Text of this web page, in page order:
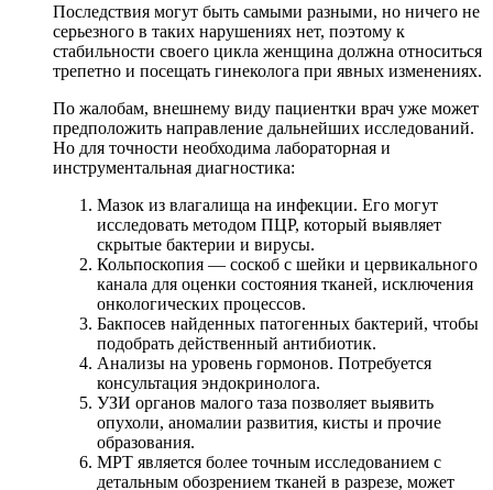
Последствия могут быть самыми разными, но ничего не
серьезного в таких нарушениях нет, поэтому к
стабильности своего цикла женщина должна относиться
трепетно и посещать гинеколога при явных изменениях.
По жалобам, внешнему виду пациентки врач уже может
предположить направление дальнейших исследований.
Но для точности необходима лабораторная и
инструментальная диагностика:
Мазок из влагалища на инфекции. Его могут
исследовать методом ПЦР, который выявляет
скрытые бактерии и вирусы.
Кольпоскопия — соскоб с шейки и цервикального
канала для оценки состояния тканей, исключения
онкологических процессов.
Бакпосев найденных патогенных бактерий, чтобы
подобрать действенный антибиотик.
Анализы на уровень гормонов. Потребуется
консультация эндокринолога.
УЗИ органов малого таза позволяет выявить
опухоли, аномалии развития, кисты и прочие
образования.
МРТ является более точным исследованием с
детальным обозрением тканей в разрезе, может